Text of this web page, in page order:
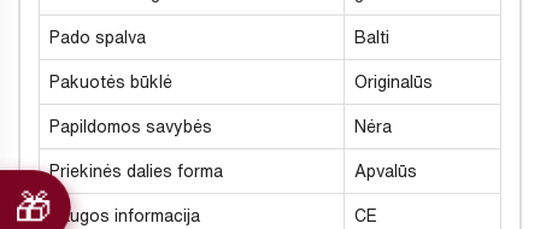
Pado spalva Balti
Pakuotės būklė Originalūs
Papildomos savybės Nėra
Priekinės dalies forma Apvalūs
Saugos informacija CE